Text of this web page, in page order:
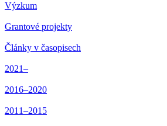
Výzkum
Grantové projekty
Články v časopisech
2021–
2016–2020
2011–2015